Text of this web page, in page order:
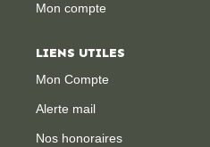
Mon compte
LIENS UTILES
Mon Compte
Alerte mail
Nos honoraires